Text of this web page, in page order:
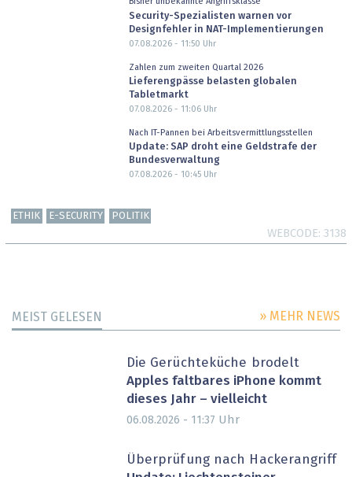
Security-Spezialisten warnen vor
Designfehler in NAT-Implementierungen
07.08.2026 - 11:50 Uhr
Zahlen zum zweiten Quartal 2026
Lieferengpässe belasten globalen
Tabletmarkt
07.08.2026 - 11:06Uhr
Nach IT-Pannen bei Arbeitsvermittlungsstellen
Update: SAP droht eine Geldstrafe der
Bundesverwaltung
07.08.2026 - 10:45Uhr
ETHIK E-SECURITY POLITIK
WEBCODE 3138
MEIST GELESEN » MEHR NEWS
Die Gerüchteküche brodelt
Apples faltbares iPhone kommt
dieses Jahr – vielleicht
06.08.2026 - 11:37 Uhr
Überprüfung nach Hackerangriff